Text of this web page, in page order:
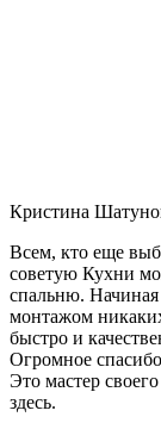
Кристина
Всем, кто еще
советую Кухни
спальню. Начиная
монтажом
быстро и
Огромное
Это мастер
здесь.